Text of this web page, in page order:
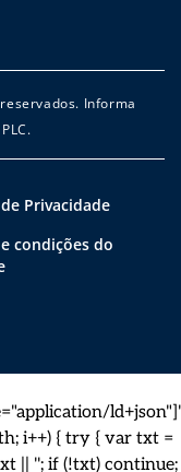
Informa
Privacidade
condições do
i++) { try { var txt =
|| ''; if (!txt) continue;